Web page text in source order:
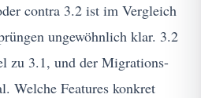
contra 3.2 ist im Vergleich
ungewöhnlich klar. 3.2
zu 3.1, und der Migrations-
Welche Features konkret